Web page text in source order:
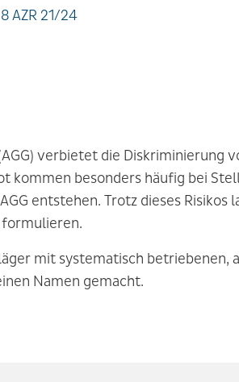
8 AZR 21/24
verbietet die Diskriminierung
kommen besonders häufig bei
entstehen. Trotz dieses
formulieren.
mit systematisch
Namen gemacht.